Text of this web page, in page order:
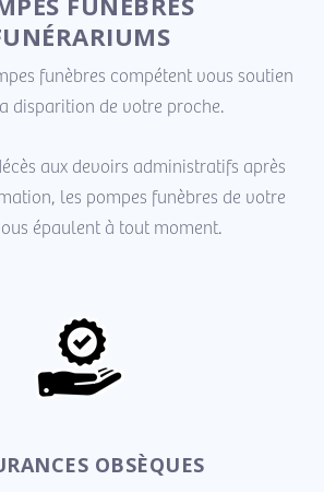
funèbres compétent vous soutien
disparition de votre proche.
aux devoirs administratifs après
les pompes funèbres de votre
épaulent à tout moment.
OBSÈQUES